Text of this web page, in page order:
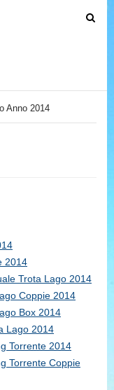
T
Anno 2014
2014
Trota Lago 2014
Coppie 2014
Box 2014
Lago 2014
Torrente 2014
Torrente Coppie